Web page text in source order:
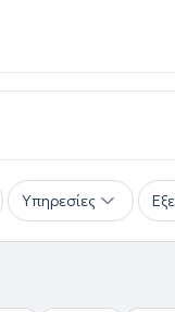
Υπηρεσίες